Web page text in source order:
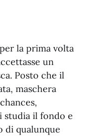
la prima volta
un
Posto che il
maschera
studia il fondo e
di qualunque